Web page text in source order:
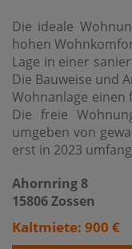
Die ideale
hohen
Lage in einer
Die Bauweise und
Wohnanlage einen
Die freie
umgeben von
erst in 2023
Ahornring 8
15806 Zossen
Kaltmiete: 900 €